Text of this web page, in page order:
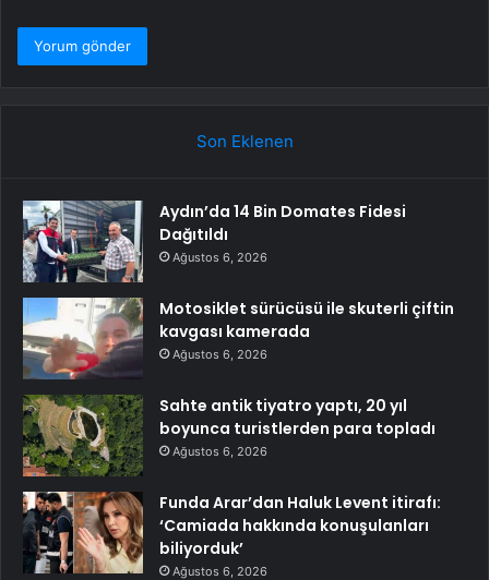
Son Eklenen
Aydın’da 14 Bin Domates Fidesi
Dağıtıldı
Ağustos 6, 2026
Motosiklet sürücüsü ile skuterli çiftin
kavgası kamerada
Ağustos 6, 2026
Sahte antik tiyatro yaptı, 20 yıl
boyunca turistlerden para topladı
Ağustos 6, 2026
Funda Arar’dan Haluk Levent itirafı:
‘Camiada hakkında konuşulanları
biliyorduk’
Ağustos 6, 2026